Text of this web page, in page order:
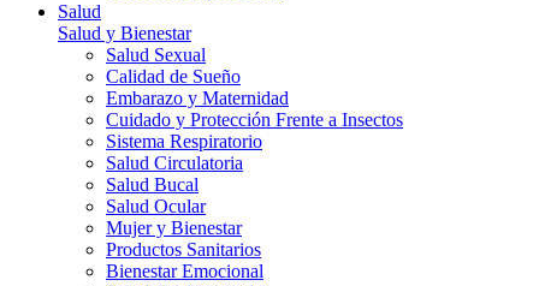
Salud
Salud y Bienestar
Salud Sexual
Calidad de Sueño
Embarazo y Maternidad
Cuidado y Protección Frente a Insectos
Sistema Respiratorio
Salud Circulatoria
Salud Bucal
Salud Ocular
Mujer y Bienestar
Productos Sanitarios
Bienestar Emocional